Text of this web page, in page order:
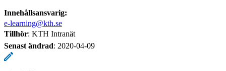
Innehållsansvarig:
e-learning@kth.se
Tillhör: KTH Intranät
Senast ändrad: 2020-04-09